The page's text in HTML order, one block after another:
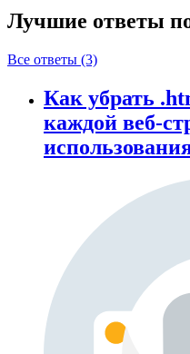
Лучшие ответы
Все ответы (3)
Как убрать
каждой веб-